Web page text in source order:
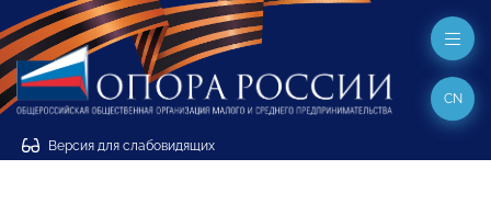
Версия для слабовидящих
CN